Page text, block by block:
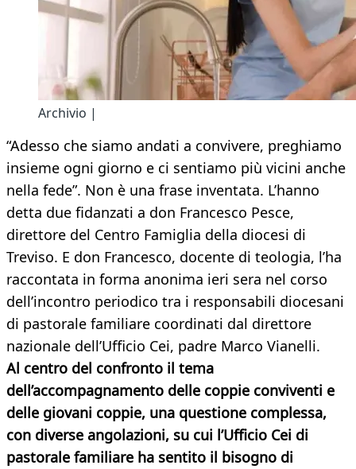
Archivio |
“Adesso che siamo andati a convivere, preghiamo
insieme ogni giorno e ci sentiamo più vicini anche
nella fede”. Non è una frase inventata. L’hanno
detta due fidanzati a don Francesco Pesce,
direttore del Centro Famiglia della diocesi di
Treviso. E don Francesco, docente di teologia, l’ha
raccontata in forma anonima ieri sera nel corso
dell’incontro periodico tra i responsabili diocesani
di pastorale familiare coordinati dal direttore
nazionale dell’Ufficio Cei, padre Marco Vianelli.
Al centro del confronto il tema
dell’accompagnamento delle coppie conviventi e
delle giovani coppie, una questione complessa,
con diverse angolazioni, su cui l’Ufficio Cei di
pastorale familiare ha sentito il bisogno di